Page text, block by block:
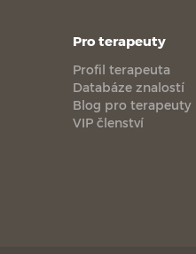
Pro terapeuty
Profil terapeuta
Databáze znalostí
Blog pro terapeuty
VIP členství